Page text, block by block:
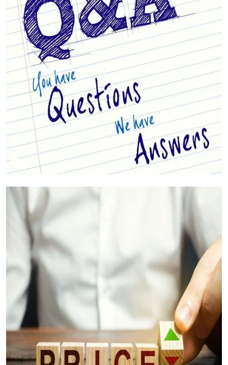
Tus preguntas respondidas (FAQs)